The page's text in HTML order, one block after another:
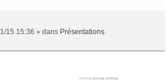
15 15:36 » dans Présentations